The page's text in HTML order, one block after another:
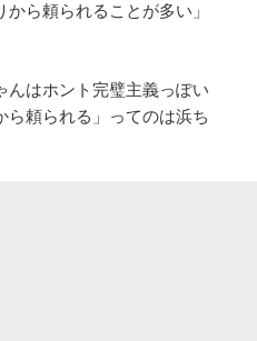
ら頼られることが多い」
んはホント完璧主義っぽい
ら頼られる」ってのは浜ち